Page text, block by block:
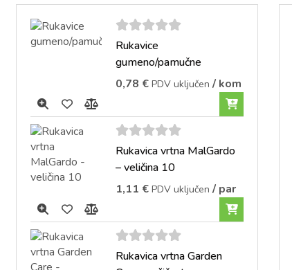
5out of
Rukavice
gumeno/pamučne
0,78 € PDV uključen / kom
5out of
Rukavica vrtna MalGardo
– veličina 10
1,11 € PDV uključen / par
5out of
Rukavica vrtna Garden